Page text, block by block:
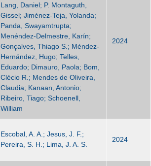
Lang, Daniel; P. Montaguth,
Gissel; Jiménez-Teja, Yolanda;
Panda, Swayamtrupta;
Menéndez-Delmestre, Karín;
Gonçalves, Thiago S.; Méndez-
Hernández, Hugo; Telles,
Eduardo; Dimauro, Paola; Bom,
Clécio R.; Mendes de Oliveira,
Claudia; Kanaan, Antonio;
Ribeiro, Tiago; Schoenell,
William
2024
Escobal, A. A.; Jesus, J. F.;
Pereira, S. H.; Lima, J. A. S.
2024